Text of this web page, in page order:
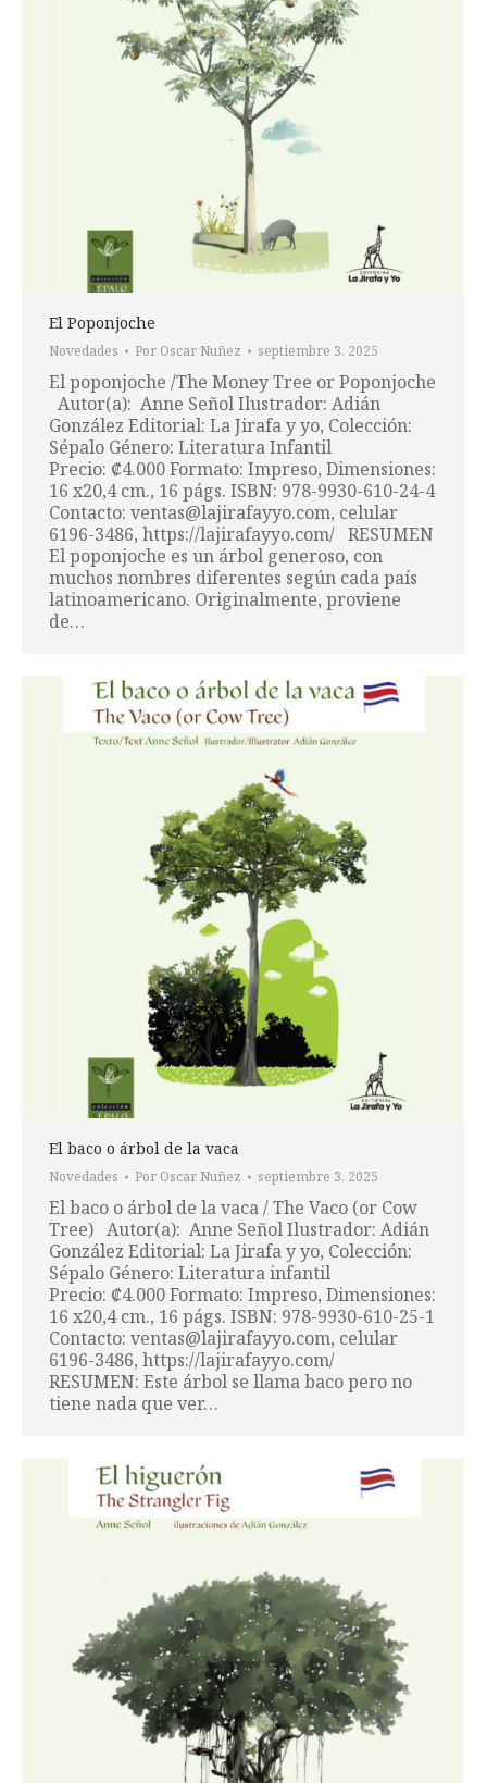
El Poponjoche
Novedades Por Oscar Nuñez septiembre 3, 2025
El poponjoche /The Money Tree or Poponjoche
Autor(a): Anne Señol Ilustrador: Adián
González Editorial: La Jirafa y yo, Colección:
Sépalo Género: Literatura Infantil
Precio: ₡4.000 Formato: Impreso, Dimensiones:
16 x20,4 cm., 16 págs. ISBN: 978-9930-610-24-4
Contacto: ventas@lajirafayyo.com, celular
6196-3486, https://lajirafayyo.com/ RESUMEN
El poponjoche es un árbol generoso, con
muchos nombres diferentes según cada país
latinoamericano. Originalmente, proviene
de…
El baco o árbol de la vaca
Novedades Por Oscar Nuñez septiembre 3, 2025
El baco o árbol de la vaca / The Vaco (or Cow
Tree) Autor(a): Anne Señol Ilustrador: Adián
González Editorial: La Jirafa y yo, Colección:
Sépalo Género: Literatura infantil
Precio: ₡4.000 Formato: Impreso, Dimensiones:
16 x20,4 cm., 16 págs. ISBN: 978-9930-610-25-1
Contacto: ventas@lajirafayyo.com, celular
6196-3486, https://lajirafayyo.com/
RESUMEN: Este árbol se llama baco pero no
tiene nada que ver…